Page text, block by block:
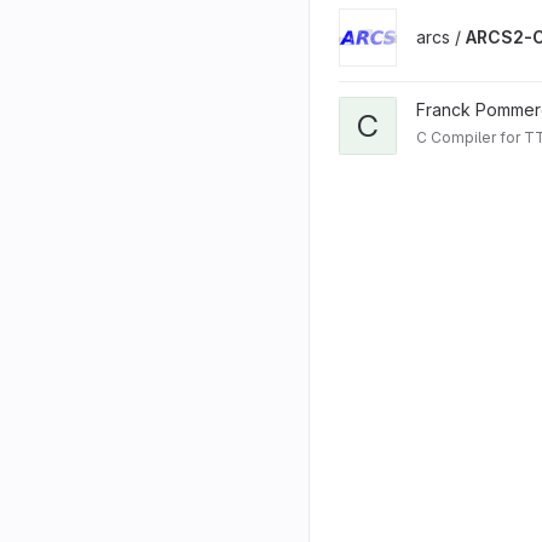
arcs / ARCS2-
C Franck
C Compiler for